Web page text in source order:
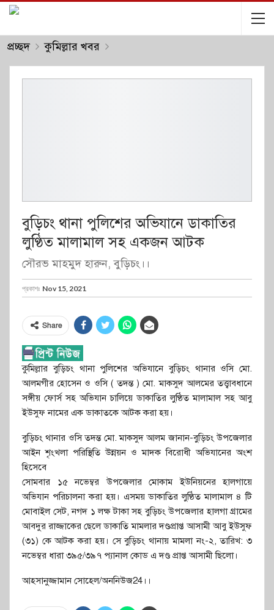
প্রচ্ছদ কুমিল্লার খবর
বুড়িচং থানা পুলিশের অভিযানে ডাকাতির
লুণ্ঠিত মালামাল সহ একজন আটক
সৌরভ মাহমুদ হারুন, বুড়িচং।।
প্রকাশঃ Nov 15, 2021
Share
কুমিল্লার বুড়িচং থানা পুলিশের অভিযানে বুড়িচং থানার ওসি মো.
আলমগীর হোসেন ও ওসি ( তদন্ত ) মো. মাকসুদ আলমের তত্ত্বাবধানে
সঙ্গীয় ফোর্স সহ অভিযান চালিয়ে ডাকাতির লুণ্ঠিত মালামাল সহ আবু
ইউসুফ নামের এক ডাকাতকে আটক করা হয়।
বুড়িচং থানার ওসি তদন্ত মো. মাকসুদ আলম জানান-বুড়িচং উপজেলার
আইন শৃংখলা পরিস্থিতি উন্নয়ন ও মাদক বিরোধী অভিযানের অংশ
হিসেবে
সোমবার ১৫ নভেম্বর উপজেলার মোকাম ইউনিয়নের হালগায়ে
অভিযান পরিচালনা করা হয়। এসময় ডাকাতির লুণ্ঠিত মালামাল ৪ টি
মোবাইল সেট, নগদ ১ লক্ষ টাকা সহ বুড়িচং উপজেলার হালগা গ্রামের
আবদুর রাজ্জাকের ছেলে ডাকাতি মামলার দণ্ডপ্রাপ্ত আসামী আবু ইউসুফ
(৩১) কে আটক করা হয়। সে বুড়িচং থানায় মামলা নং-২, তারিখ: ৩
নভেম্বর ধারা ৩৯৫/৩৯৭ প্যানাল কোড এ দণ্ড প্রাপ্ত আসামী ছিলো।
আহসানুজ্জামান সোহেল/অননিউজ24।।